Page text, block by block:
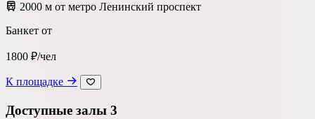
2000 м от метро Ленинский проспект
Банкет от
1800 ₽/чел
К площадке
Доступные залы 3